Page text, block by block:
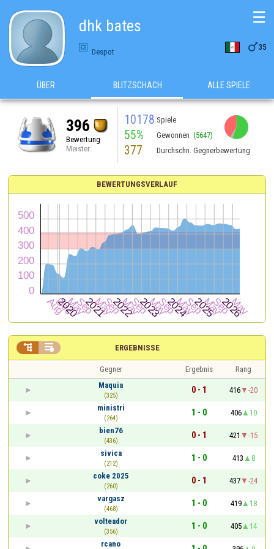
dhk bates
Despot 35
☰
ÜBER BLITZSCHACH ALLE SPIELE
396
Bewertung
Meister
10178 Spiele
55% Gewonnen (5647)
377 Durchschn. Gegnerbewertung
BEWERTUNGSVERLAUF
ERGEBNISSE
 
Gegner Ergebnis
Rang
Maquia
(325)
0 - 1 416
-20
ministri
(264)
1 - 0 406
10
bien76
(436)
0 - 1 421
-15
sivica
(212)
1 - 0 413
8
coke 2025
(260)
0 - 1 437
-24
vargasz
(468)
1 - 0 419
18
volteador
(356)
1 - 0 405
14
rcano